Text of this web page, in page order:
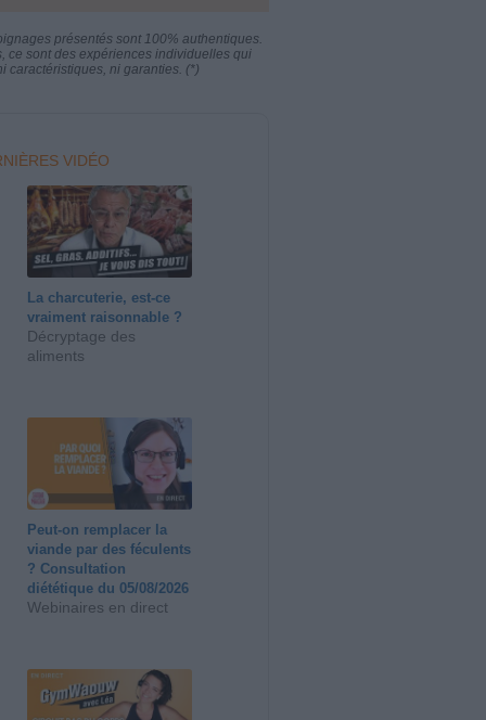
présentés sont 100% authentiques.
ce sont des expériences individuelles qui
caractéristiques, ni garanties. (*)
VIDÉO
La charcuterie, est-ce
vraiment raisonnable ?
Décryptage des
aliments
Peut-on remplacer la
viande par des féculents
? Consultation
diététique du 05/08/2026
Webinaires en direct